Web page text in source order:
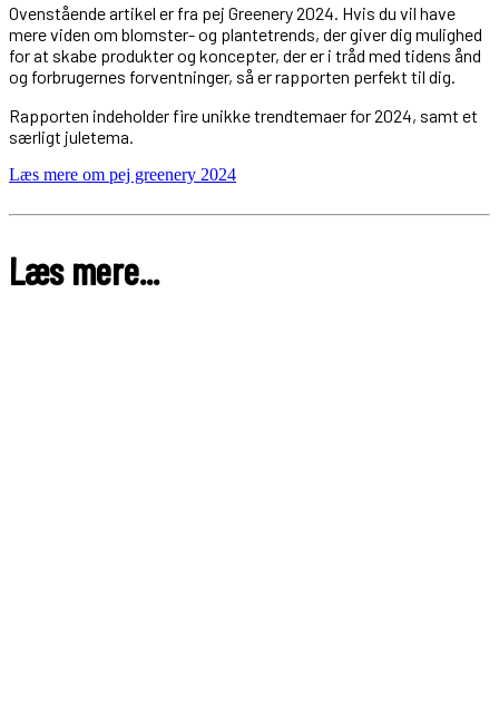
Ovenstående artikel er fra pej Greenery 2024. Hvis du vil have
mere viden om blomster- og plantetrends, der giver dig mulighed
for at skabe produkter og koncepter, der er i tråd med tidens ånd
og forbrugernes forventninger, så er rapporten perfekt til dig.
Rapporten indeholder fire unikke trendtemaer for 2024, samt et
særligt juletema.
Læs mere om pej greenery 2024
Læs mere...